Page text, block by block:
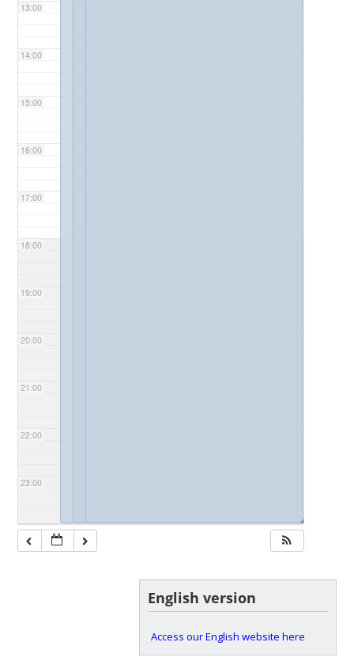
13:00
14:00
15:00
16:00
17:00
18:00
19:00
20:00
21:00
22:00
23:00
◢◢◢
English version
Access our English website here